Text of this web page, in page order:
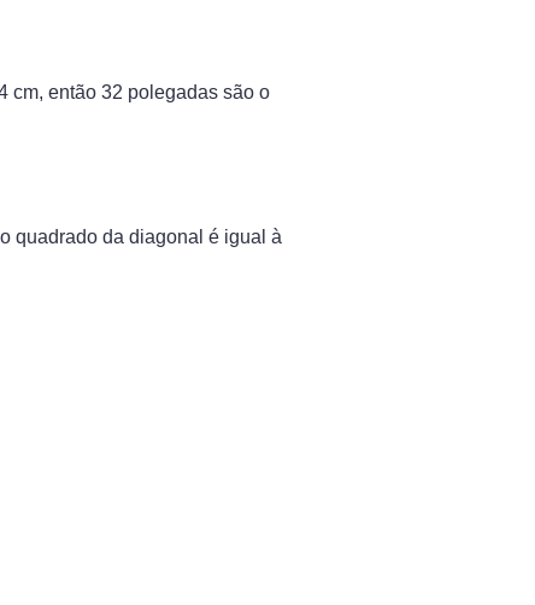
cm, então 32 polegadas são o
quadrado da diagonal é igual à